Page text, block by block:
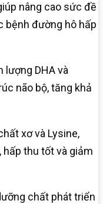
nâng cao sức đề
bệnh đường hô hấp
lượng DHA và
não bộ, tăng khả
xơ và Lysine,
hấp thu tốt và giảm
chất phát triển